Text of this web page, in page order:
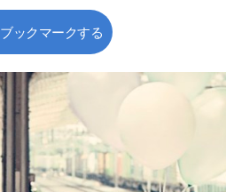
ブックマークする